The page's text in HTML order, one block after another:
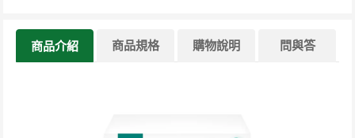
商品介紹 商品規格 購物說明 問與答